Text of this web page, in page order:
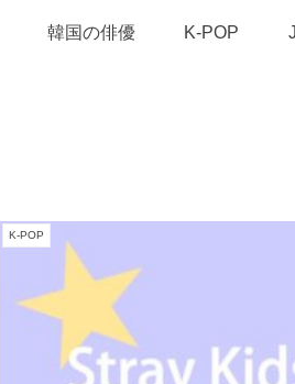
韓国の俳優 K-POP
K-POP